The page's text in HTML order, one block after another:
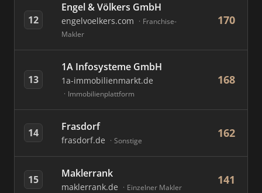
12
Engel & Völkers GmbH
engelvoelkers.com
Franchise-
Makler
170
13
1A Infosysteme GmbH
1a-immobilienmarkt.de
Immobilienplattform
168
14 Frasdorf
frasdorf.de Sonstige
162
15 Maklerrank
maklerrank.de Einzelner Makler
141